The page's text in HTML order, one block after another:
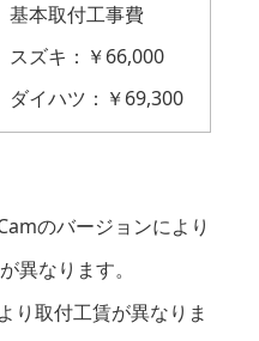
基本取付工事費
スズキ：￥66,000
ダイハツ：￥69,300
のバージョンにより
異なります。
り取付工賃が異なりま